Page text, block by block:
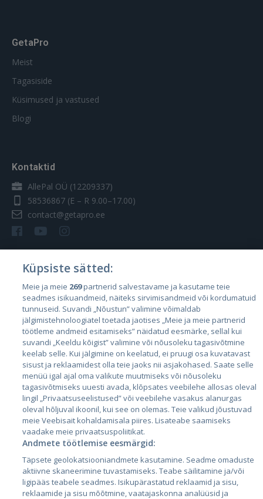
GetaPro
Meist
Tagasiside
Küsimused ja vastused
Blogi
Kontaktid
AllePal OÜ (12209337)
58536867 (E – R 9.00–17.00)
contact@getapro.ee
Riigid
Eesti
Läti
Leedu
City24.lv
City24.ee
GetaPro.lv
GetaPro.ee
CVbankas.lt
Kainos.lt
Paslaugos.lt
auto24.ee
Küpsiste sätted:
Meie ja meie 269partnerid salvestavame ja kasutame teie
seadmes isikuandmeid, näiteks sirvimisandmeid või kordumatuid
tunnuseid. Suvandi „Nõustun” valimine võimaldab
jälgimistehnoloogiatel toetada jaotises „Meie ja meie partnerid
töötleme andmeid esitamiseks” näidatud eesmärke, sellal kui
suvandi „Keeldu kõigist” valimine või nõusoleku tagasivõtmine
keelab selle. Kui jälgimine on keelatud, ei pruugi osa kuvatavast
sisust ja reklaamidest olla teie jaoks nii asjakohased. Saate selle
menüü igal ajal oma valikute muutmiseks või nõusoleku
tagasivõtmiseks uuesti avada, klõpsates veebilehe allosas oleval
lingil „Privaatsuseelistused” või veebilehe vasakus alanurgas
oleval hõljuval ikoonil, kui see on olemas. Teie valikud jõustuvad
meie Veebisait kohaldamisala piires. Lisateabe saamiseks
vaadake meie privaatsuspoliitikat.
Andmete töötlemise eesmärgid:
Täpsete geolokatsiooniandmete kasutamine. Seadme omaduste
aktiivne skaneerimine tuvastamiseks. Teabe säilitamine ja/või
ligipääs teabele seadmes. Isikupärastatud reklaamid ja sisu,
reklaamide ja sisu mõõtmine, vaatajaskonna analüüsid ja